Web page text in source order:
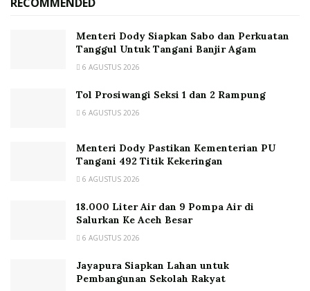
Menteri Dody Siapkan Sabo dan Perkuatan
Tanggul Untuk Tangani Banjir Agam
6 AGUSTUS 2026
Tol Prosiwangi Seksi 1 dan 2 Rampung
6 AGUSTUS 2026
Menteri Dody Pastikan Kementerian PU
Tangani 492 Titik Kekeringan
6 AGUSTUS 2026
18.000 Liter Air dan 9 Pompa Air di
Salurkan Ke Aceh Besar
6 AGUSTUS 2026
Jayapura Siapkan Lahan untuk
Pembangunan Sekolah Rakyat